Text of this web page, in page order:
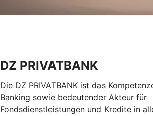
DZ PRIVATBANK
Die DZ PRIVATBANK ist das
Banking sowie bedeutender Akteur für
Fondsdienstleistungen und Kredite in